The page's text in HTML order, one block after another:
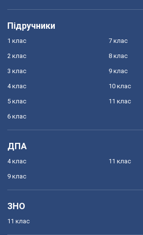
Підручники
1 клас
2 клас
3 клас
4 клас
5 клас
6 клас
7 клас
8 клас
9 клас
10 клас
11 клас
ДПА
4 клас
9 клас
11 клас
ЗНО
11 клас